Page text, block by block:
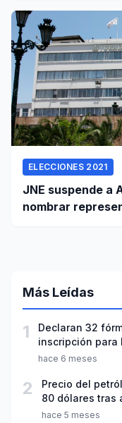
ELECCIONES 2021
JNE suspende a
nombrar
Más Leídas
1
Declaran 32
inscripción para
hace 6 meses
2
Precio del
80 dólares tras
hace 5 meses